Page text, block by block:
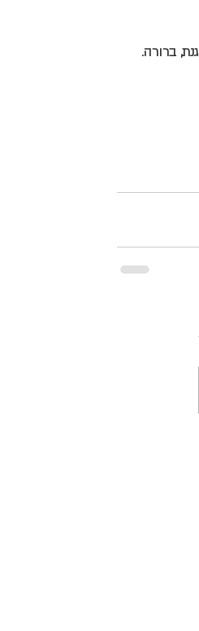
ברורה.